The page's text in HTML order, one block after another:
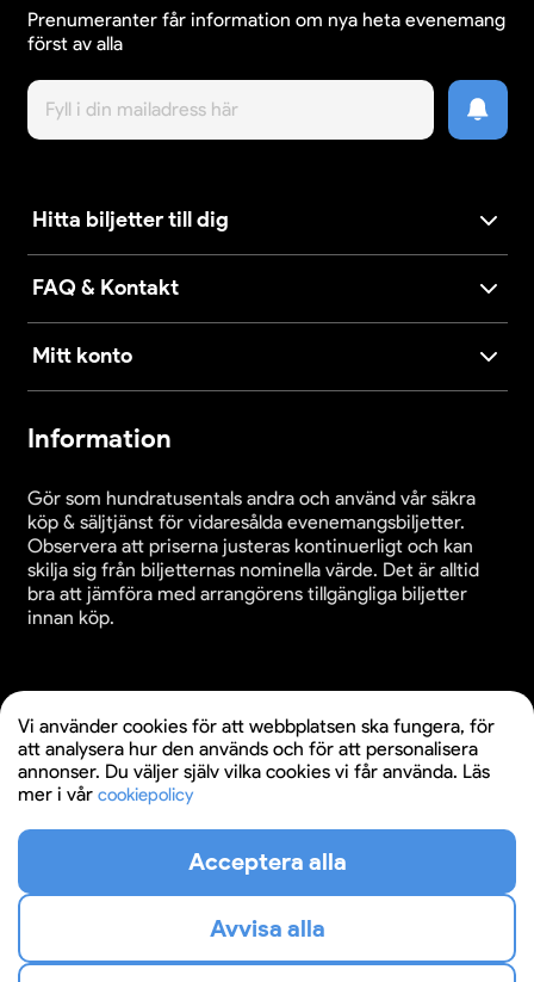
Prenumeranter får information om nya heta evenemang
först av alla
Hitta biljetter till dig
FAQ & Kontakt
Mitt konto
Information
Gör som hundratusentals andra och använd vår säkra
köp & säljtjänst för vidaresålda evenemangsbiljetter.
Observera att priserna justeras kontinuerligt och kan
skilja sig från biljetternas nominella värde. Det är alltid
bra att jämföra med arrangörens tillgängliga biljetter
innan köp.
Användande av denna webbplats bekräftar godkännande
av webbplatsensköpvillkor,integritetspolicyoch
© 2026 Evenemangsbiljetter.se
Vi använder cookies för att webbplatsen ska fungera, för
att analysera hur den används och för att personalisera
annonser. Du väljer själv vilka cookies vi får använda. Läs
mer i vår cookiepolicy
Acceptera alla
Avvisa alla